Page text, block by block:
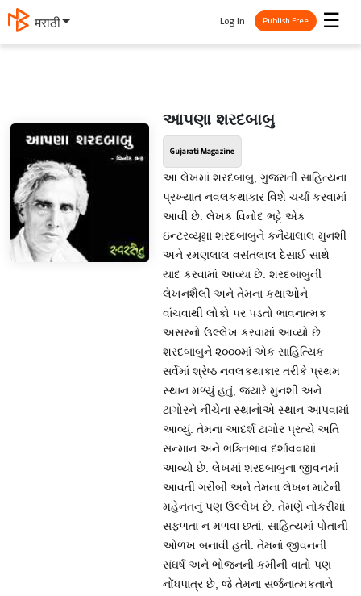
मराठी ☰
Log In Publish Free
આપણા શરદબાબુ
Gujarati Magazine
આ લેખમાં શરદબાબુ, ગુજરાતી સાહિત્યના
પ્રખ્યાત નવલકથાકાર વિશે ચર્ચા કરવામાં
આવી છે. લેખક વિનોદ ભટ્ટે એક
ઇન્ટરવ્યૂમાં શરદબાબુને કનૈયાલાલ મુનશી
અને રમણલાલ વસંતલાલ દેસાઈ સાથે
યાદ કરવામાં આવ્યા છે. શરદબાબુની
લેખનશૈલી અને તેમના કથાઓને
વાંચવાથી લોકો પર પડતો ભાવનાત્મક
અસરનો ઉલ્લેખ કરવામાં આવ્યો છે.
શરદબાબુને ૨૦૦૦માં એક સાહિત્યિક
સર્વેમાં શ્રેષ્ઠ નવલકથાકાર તરીકે પ્રથમ
સ્થાન મળ્યું હતું, જ્યારે મુનશી અને
ટાગોરને નીચેના સ્થાનોએ સ્થાન આપવામાં
આવ્યું. તેમના આદર્શ ટાગોર પ્રત્યે અતિ
સન્માન અને ભક્તિભાવ દર્શાવવામાં
આવ્યો છે. લેખમાં શરદબાબુના જીવનમાં
આવતી ગરીબી અને તેમના લેખન માટેની
મહેનતનું પણ ઉલ્લેખ છે. તેમણે નોકરીમાં
સફળતા ન મળવા છતાં, સાહિત્યમાં પોતાની
ઓળખ બનાવી હતી. તેમનાં જીવનની
સંઘર્ષ અને ભોજનની કમીની વાતો પણ
નોંધપાત્ર છે, જે તેમના સર્જનાત્મકતાને